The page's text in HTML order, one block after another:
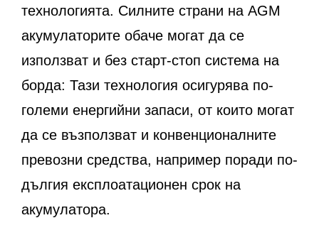
технологията. Силните страни на AGM
акумулаторите обаче могат да се
използват и без старт-стоп система на
борда: Тази технология осигурява по-
големи енергийни запаси, от които могат
да се възползват и конвенционалните
превозни средства, например поради по-
дългия експлоатационен срок на
акумулатора.